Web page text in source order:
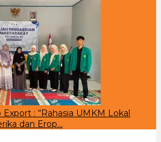
: “Rahasia UMKM Lokal
dan Erop…